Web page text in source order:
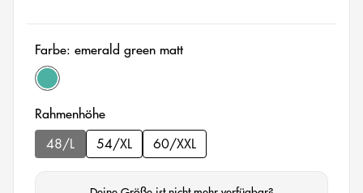
Farbe: emerald green matt
emerald green matt
Rahmenhöheauswählen
48/L(Diese Option ist zurzeit nicht verfügbar.)
54/XL 60/XXL